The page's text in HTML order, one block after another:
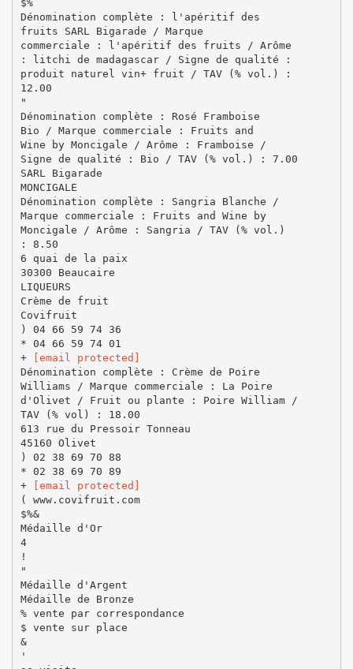
$%
Dénomination complète : l'apéritif des
fruits SARL Bigarade / Marque
commerciale : l'apéritif des fruits / Arôme
: litchi de madagascar / Signe de qualité :
produit naturel vin+ fruit / TAV (% vol.) :
12.00
"
Dénomination complète : Rosé Framboise
Bio / Marque commerciale : Fruits and
Wine by Moncigale / Arôme : Framboise /
Signe de qualité : Bio / TAV (% vol.) : 7.00
SARL Bigarade
MONCIGALE
Dénomination complète : Sangria Blanche /
Marque commerciale : Fruits and Wine by
Moncigale / Arôme : Sangria / TAV (% vol.)
: 8.50
6 quai de la paix
30300 Beaucaire
LIQUEURS
Crème de fruit
Covifruit
) 04 66 59 74 36
* 04 66 59 74 01
+
[email protected]
Dénomination complète : Crème de Poire
Williams / Marque commerciale : La Poire
d'Olivet / Fruit ou plante : Poire William /
TAV (% vol) : 18.00
613 rue du Pressoir Tonneau
45160 Olivet
) 02 38 69 70 88
* 02 38 69 70 89
+
[email protected]
( www.covifruit.com
$%&
Médaille d'Or
4
!
"
Médaille d'Argent
Médaille de Bronze
% vente par correspondance
$ vente sur place
&
'